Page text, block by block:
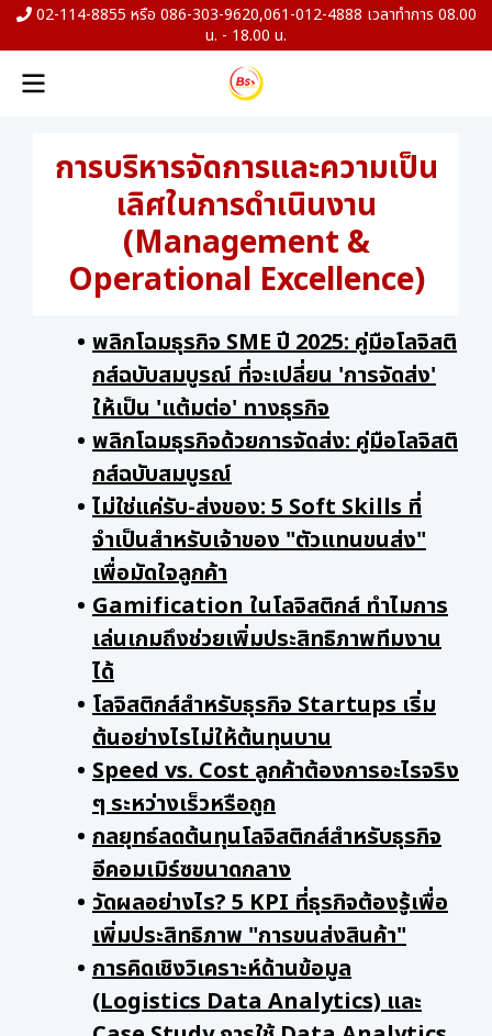
02-114-8855 หรือ 086-303-9620,061-012-4888 เวลาทำการ 08.00
น. - 18.00 น.
การบริหารจัดการและความเป็น
เลิศในการดำเนินงาน
(Management &
Operational Excellence)
พลิกโฉมธุรกิจ SME ปี 2025: คู่มือโลจิสติ
กส์ฉบับสมบูรณ์ ที่จะเปลี่ยน 'การจัดส่ง'
ให้เป็น 'แต้มต่อ' ทางธุรกิจ
พลิกโฉมธุรกิจด้วยการจัดส่ง: คู่มือโลจิสติ
กส์ฉบับสมบูรณ์
ไม่ใช่แค่รับ-ส่งของ: 5 Soft Skills ที่
จำเป็นสำหรับเจ้าของ "ตัวแทนขนส่ง"
เพื่อมัดใจลูกค้า
Gamification ในโลจิสติกส์ ทำไมการ
เล่นเกมถึงช่วยเพิ่มประสิทธิภาพทีมงาน
ได้
โลจิสติกส์สำหรับธุรกิจ Startups เริ่ม
ต้นอย่างไรไม่ให้ต้นทุนบาน
Speed vs. Cost ลูกค้าต้องการอะไรจริง
ๆ ระหว่างเร็วหรือถูก
กลยุทธ์ลดต้นทุนโลจิสติกส์สำหรับธุรกิจ
อีคอมเมิร์ซขนาดกลาง
วัดผลอย่างไร? 5 KPI ที่ธุรกิจต้องรู้เพื่อ
เพิ่มประสิทธิภาพ "การขนส่งสินค้า"
การคิดเชิงวิเคราะห์ด้านข้อมูล
(Logistics Data Analytics) และ